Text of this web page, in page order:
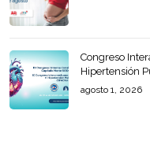
Congreso
Hipertensión
agosto 1, 2026